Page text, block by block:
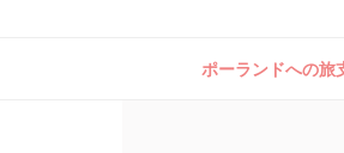
ポーランドへの旅